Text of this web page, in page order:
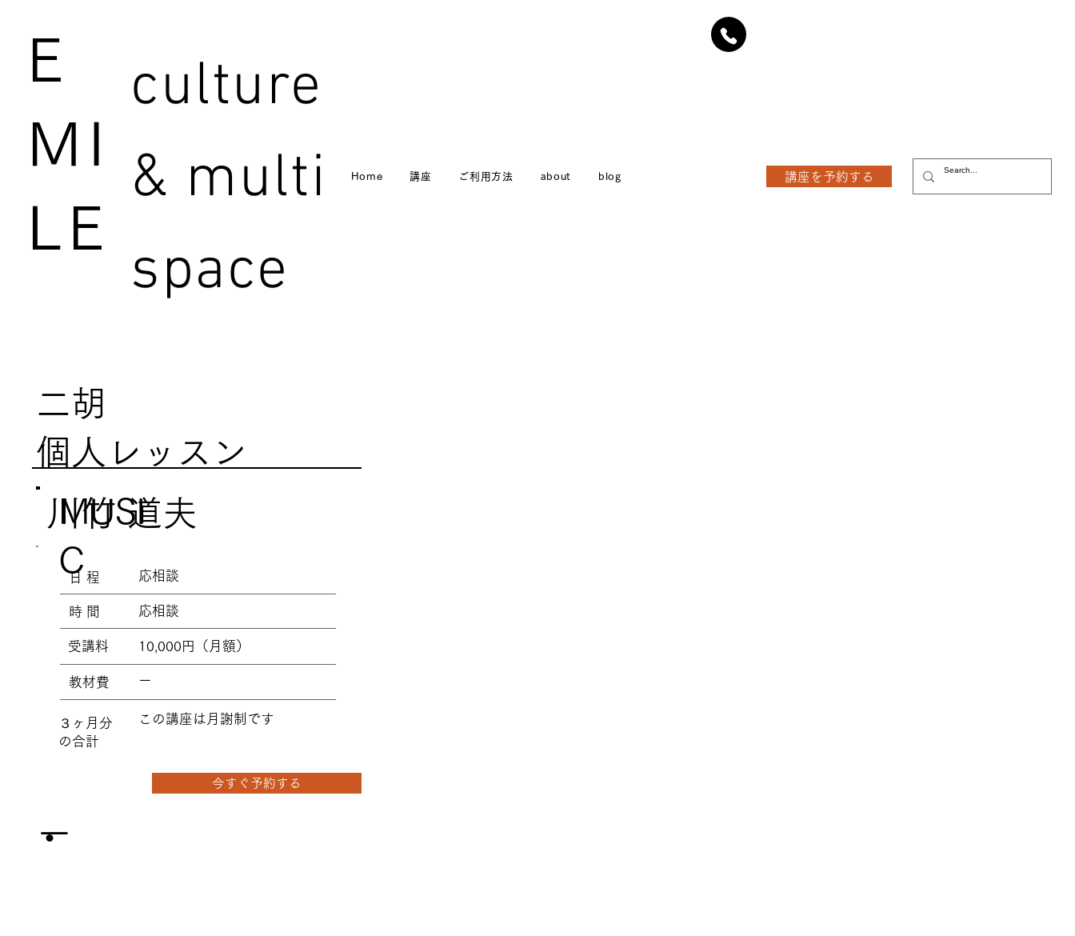
E
MI
LE
culture
& multi
space
Home 講座 ご利用方法 about blog 講座を予約する
二胡
個人レッスン
​日 程
​受講料
​教材費
​３ヶ月分
の合計
応相談
10,000円（月額）
ー
この講座は月謝制です
​時 間 応相談
川竹 道夫
今すぐ予約する
ー
MUSI
C
・